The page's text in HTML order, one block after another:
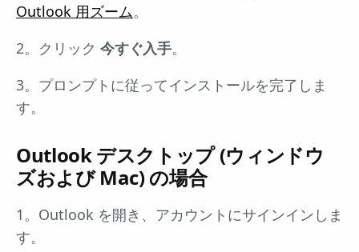
Outlook 用ズーム。
2。クリック 今すぐ入手。
3。プロンプトに従ってインストールを完了しま
す。
Outlook デスクトップ (ウィンドウ
ズおよび Mac) の場合
1。Outlook を開き、アカウントにサインインしま
す。